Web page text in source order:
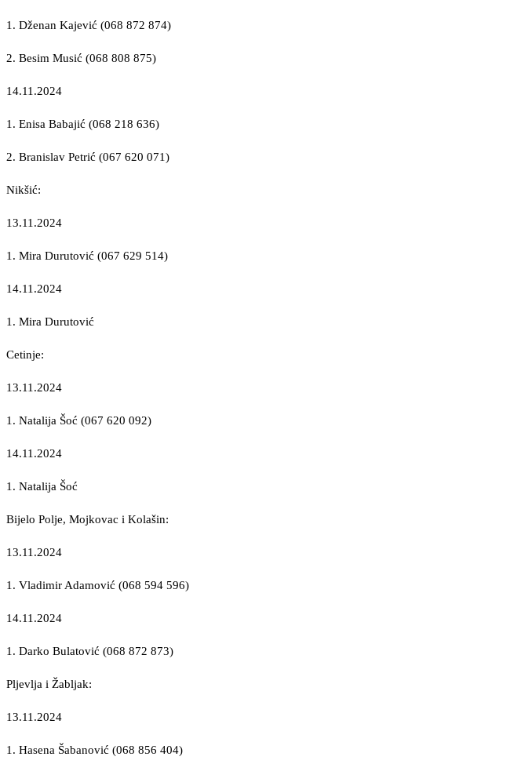
1. Dženan Kajević (068 872 874)
2. Besim Musić (068 808 875)
14.11.2024
1. Enisa Babajić (068 218 636)
2. Branislav Petrić (067 620 071)
Nikšić:
13.11.2024
1. Mira Durutović (067 629 514)
14.11.2024
1. Mira Durutović
Cetinje:
13.11.2024
1. Natalija Šoć (067 620 092)
14.11.2024
1. Natalija Šoć
Bijelo Polje, Mojkovac i Kolašin:
13.11.2024
1. Vladimir Adamović (068 594 596)
14.11.2024
1. Darko Bulatović (068 872 873)
Pljevlja i Žabljak:
13.11.2024
1. Hasena Šabanović (068 856 404)